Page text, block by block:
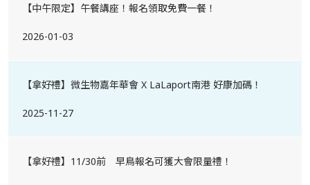
【中午限定】午餐講座！報名領取免費一餐！
2026-01-03
【拿好禮】微生物嘉年華會 X LaLaport南港 好康加碼！
2025-11-27
【拿好禮】11/30前 早鳥報名可獲大會限量禮！